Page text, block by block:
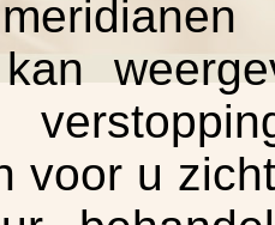
kan
voor u